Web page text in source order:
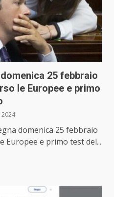
25 febbraio
le Europee e primo
domenica 25 febbraio
Europee e primo test del...